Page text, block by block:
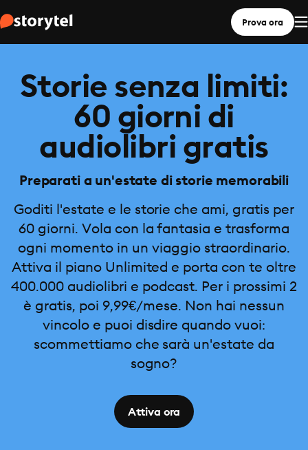
Prova ora
Storie senza limiti:
60 giorni di
audiolibri gratis
Preparati a un'estate di storie memorabili
Goditi l'estate e le storie che ami, gratis per
60 giorni. Vola con la fantasia e trasforma
ogni momento in un viaggio straordinario.
Attiva il piano Unlimited e porta con te oltre
400.000 audiolibri e podcast. Per i prossimi 2
è gratis, poi 9,99€/mese. Non hai nessun
vincolo e puoi disdire quando vuoi:
scommettiamo che sarà un'estate da
sogno?
Attiva ora